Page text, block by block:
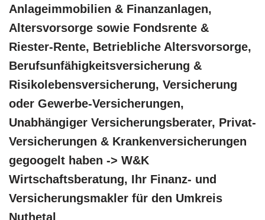
Anlageimmobilien & Finanzanlagen,
Altersvorsorge sowie Fondsrente &
Riester-Rente, Betriebliche Altersvorsorge,
Berufsunfähigkeitsversicherung &
Risikolebensversicherung, Versicherung
oder Gewerbe-Versicherungen,
Unabhängiger Versicherungsberater, Privat-
Versicherungen & Krankenversicherungen
gegoogelt haben -> W&K
Wirtschaftsberatung, Ihr Finanz- und
Versicherungsmakler für den Umkreis
Nuthetal